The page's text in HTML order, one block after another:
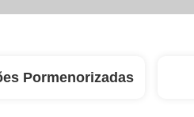
Pormenorizadas